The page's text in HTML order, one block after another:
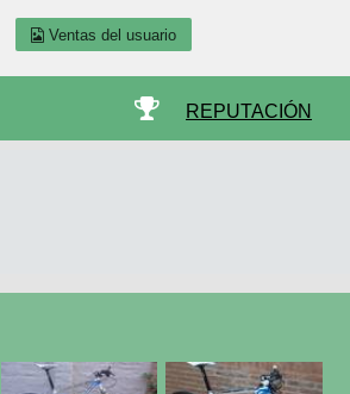
Ventas del usuario
REPUTACIÓN